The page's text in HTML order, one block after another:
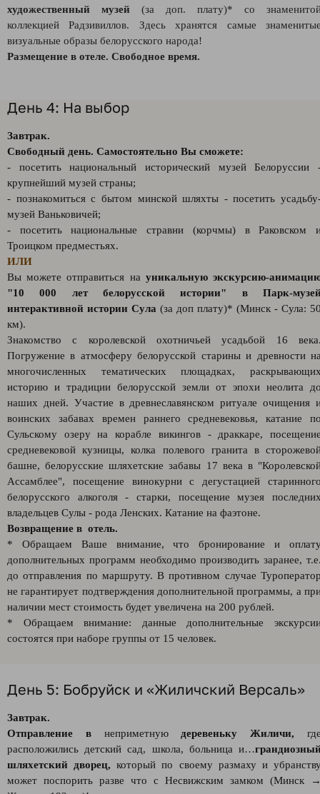
художественный музей (за доп. плату)* со
коллекцией Радзивиллов. Здесь хранятся самые
визуальные образы белорусского народа!
Размещение в отеле. Свободное время.
День 4: На выбор
Завтрак.
Свободный день. Самостоятельно Вы сможете:
- посетить национальный исторический музей Белоруссии
крупнейший музей страны;
- познакомиться с бытом минской шляхты - посетить
музей Ваньковичей;
- посетить национальные стравни (корчмы) в Раковском
Троицком предместьях.
ИЛИ
Вы можете отправиться на уникальную экскурсию-
"10 000 лет белорусской истории" в Парк-
интерактивной истории Сула (за доп плату)* (Минск - Сула:
км).
Знакомство с королевской охотничьей усадьбой 16
Погружение в атмосферу белорусской старины и древности
многочисленных тематических площадках,
историю и традиции белорусской земли от эпохи неолита
наших дней. Участие в древнеславянском ритуале очищения
воинских забавах времен раннего средневековья, катание
Сульскому озеру на корабле викингов - драккаре,
средневековой кузницы, колка полевого гранита в
башне, белорусские шляхетские забавы 17 века в
Ассамблее", посещение винокурни с дегустацией
белорусского алкоголя - старки, посещение музея
владельцев Сулы - рода Ленских. Катание на фаэтоне.
Возвращение в отель.
* Обращаем Ваше внимание, что бронирование и
дополнительных программ необходимо производить заранее,
до отправления по маршруту. В противном случае
не гарантирует подтверждения дополнительной программы, а
наличии мест стоимость будет увеличена на 200 рублей.
* Обращаем внимание: данные дополнительные
состоятся при наборе группы от 15 человек.
День 5: Бобруйск и «Жиличский Версаль»
Завтрак.
Отправление
внеприметную деревеньку Жиличи,
расположились детский сад, школа, больница и…
шляхетский дворец, который по своему размаху и
может поспорить разве что с Несвижским замком (Минск